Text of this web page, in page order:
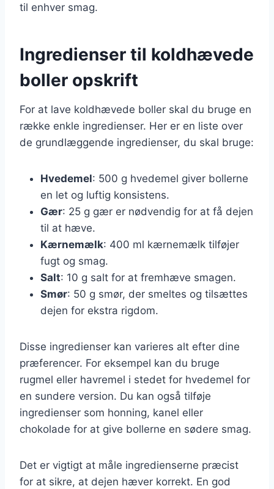
til enhver smag.
Ingredienser til koldhævede
boller opskrift
For at lave koldhævede boller skal du bruge en
række enkle ingredienser. Her er en liste over
de grundlæggende ingredienser, du skal bruge:
Hvedemel: 500 g hvedemel giver bollerne
en let og luftig konsistens.
Gær: 25 g gær er nødvendig for at få dejen
til at hæve.
Kærnemælk: 400 ml kærnemælk tilføjer
fugt og smag.
Salt: 10 g salt for at fremhæve smagen.
Smør: 50 g smør, der smeltes og tilsættes
dejen for ekstra rigdom.
Disse ingredienser kan varieres alt efter dine
præferencer. For eksempel kan du bruge
rugmel eller havremel i stedet for hvedemel for
en sundere version. Du kan også tilføje
ingredienser som honning, kanel eller
chokolade for at give bollerne en sødere smag.
Det er vigtigt at måle ingredienserne præcist
for at sikre, at dejen hæver korrekt. En god